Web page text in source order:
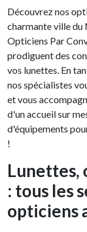
Découvrez nos
charmante ville du
Opticiens Par
prodiguent des
vos lunettes. En
nos spécialistes
et vous
d'un accueil sur
d'équipements
!
Lunettes,
: tous les
opticiens